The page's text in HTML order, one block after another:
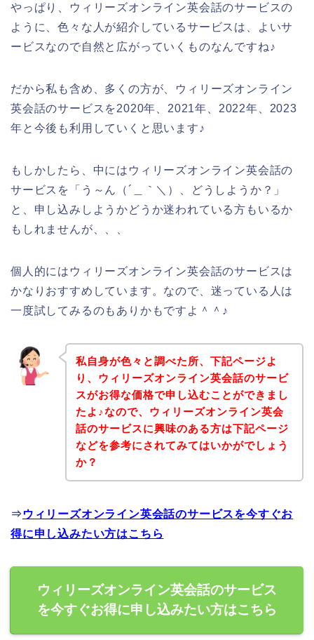
やっぱり、ウィリーズオンライン英会話のサービスの
ように、色々な人が紹介しているサービスは、よいサ
ービスなので自然と広がっていくものなんですね♪
だから私も含め、多くの方が、ウィリーズオンライン
英会話のサービスを2020年、2021年、2022年、2023
年と今後も利用していくと思います♪
もしかしたら、中にはウィリーズオンライン英会話の
サービスを「う～ん（´＿｀＼）、どうしようか？」
と、申し込みしようかどうか迷われている方もいるか
もしれませんが、、、
個人的にはウィリーズオンライン英会話のサービスは
かなりおすすめしています。なので、迷っている人は
一度試してみるのもありかもですよ＾＾♪
私自身が色々と調べた所、下記ページよ
り、ウィリーズオンライン英会話のサービ
スがお得な価格で申し込むことができまし
たよ♪なので、ウィリーズオンライン英会
話のサービスに興味のある方は下記ページ
などを参考にされてみてはいかがでしょう
か？
⇒ ウィリーズオンライン英会話のサービスを今すぐお
得に申し込みたい方はこちら
ウィリーズオンライン英会話のサービス
を今すぐお得に申し込みたい方はこちら